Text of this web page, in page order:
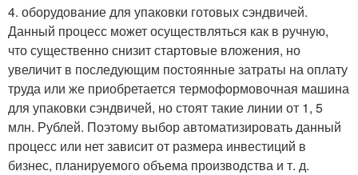
4. оборудование для упаковки готовых сэндвичей.
Данный процесс может осуществляться как в ручную,
что существенно снизит стартовые вложения, но
увеличит в последующим постоянные затраты на оплату
труда или же приобретается термоформовочная машина
для упаковки сэндвичей, но стоят такие линии от 1, 5
млн. Рублей. Поэтому выбор автоматизировать данный
процесс или нет зависит от размера инвестиций в
бизнес, планируемого объема производства и т. д.